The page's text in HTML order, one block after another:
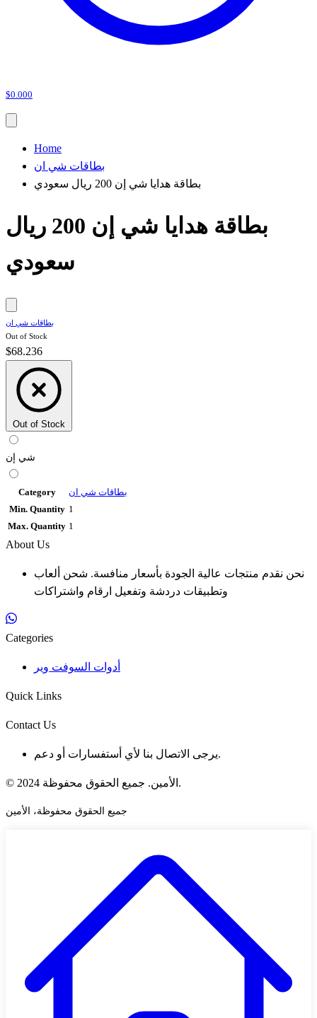
$0.000
Home
بطاقات شي ان
بطاقة هدايا شي إن 200 ريال سعودي
بطاقة هدايا شي إن 200 ريال
سعودي
بطاقات شي ان
Out of Stock
$68.236
Out of Stock
شي إن
Category
بطاقات شي ان
Min. Quantity 1
Max. Quantity 1
About Us
نحن نقدم منتجات عالية الجودة بأسعار منافسة. شحن ألعاب
وتطبيقات دردشة وتفعيل ارقام واشتراكات
Categories
أدوات السوفت وير
Quick Links
Contact Us
يرجى الاتصال بنا لأي أستفسارات أو دعم.
© 2024 الأمين. جميع الحقوق محفوظة.
جميع الحقوق محفوظة، الأمين